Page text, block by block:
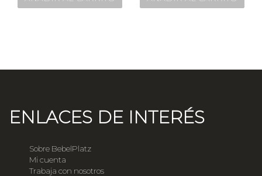
ENLACES DE INTERÉS
Sobre BebelPlatz
Mi cuenta
Trabaja con nosotros